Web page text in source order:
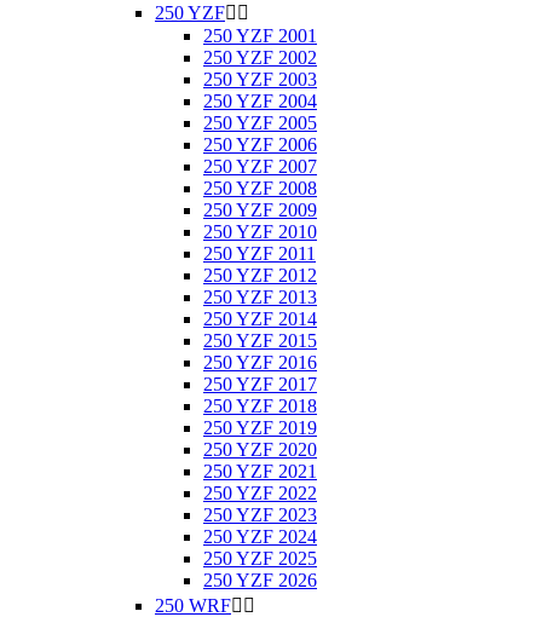
250 YZF 
250 YZF 2001
250 YZF 2002
250 YZF 2003
250 YZF 2004
250 YZF 2005
250 YZF 2006
250 YZF 2007
250 YZF 2008
250 YZF 2009
250 YZF 2010
250 YZF 2011
250 YZF 2012
250 YZF 2013
250 YZF 2014
250 YZF 2015
250 YZF 2016
250 YZF 2017
250 YZF 2018
250 YZF 2019
250 YZF 2020
250 YZF 2021
250 YZF 2022
250 YZF 2023
250 YZF 2024
250 YZF 2025
250 YZF 2026
250 WRF 